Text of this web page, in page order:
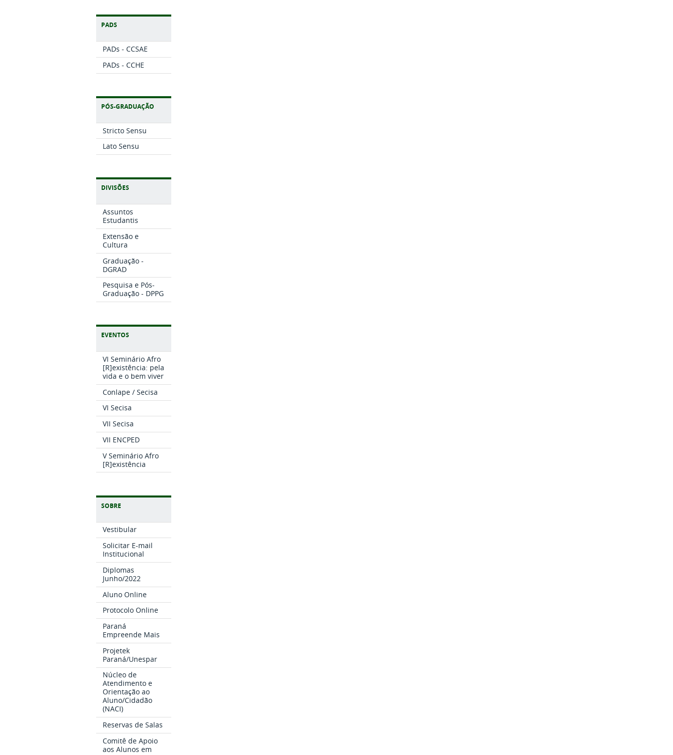
PADS
PADs - CCSAE
PADs - CCHE
PÓS-GRADUAÇÃO
Stricto Sensu
Lato Sensu
DIVISÕES
Assuntos
Estudantis
Extensão e
Cultura
Graduação -
DGRAD
Pesquisa e Pós-
Graduação - DPPG
EVENTOS
VI Seminário Afro
[R]existência: pela
vida e o bem viver
Conlape / Secisa
VI Secisa
VII Secisa
VII ENCPED
V Seminário Afro
[R]existência
SOBRE
Vestibular
Solicitar E-mail
Institucional
Diplomas
Junho/2022
Aluno Online
Protocolo Online
Paraná
Empreende Mais
Projetek
Paraná/Unespar
Núcleo de
Atendimento e
Orientação ao
Aluno/Cidadão
(NACI)
Reservas de Salas
Comitê de Apoio
aos Alunos em